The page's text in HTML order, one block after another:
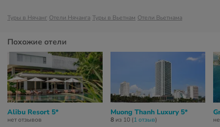
Туры в Нячанг Отели Нячанга Туры в Вьетнам Отели Вьетнама
Похожие отели
Alibu Resort 5*
нет отзывов
Muong Thanh Luxury 5*
8из 10 (1 отзыв)